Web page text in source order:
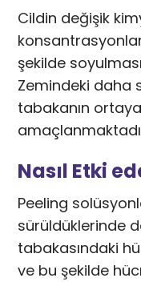
Cildin değişik
şekilde
Zemindeki daha
tabakanın ortaya
Nasıl Etki
Peeling
sürüldüklerinde
tabakasındaki
ve bu şekilde